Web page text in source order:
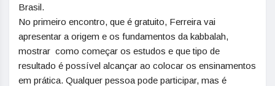
Brasil.
No primeiro encontro, que é gratuito, Ferreira vai
apresentar a origem e os fundamentos da kabbalah,
mostrar como começar os estudos e que tipo de
resultado é possível alcançar ao colocar os ensinamentos
em prática. Qualquer pessoa pode participar, mas é